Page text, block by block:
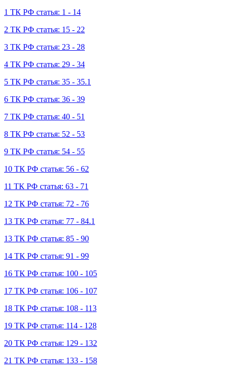
1 ТК РФ статья: 1 - 14
2 ТК РФ статья: 15 - 22
3 ТК РФ статья: 23 - 28
4 ТК РФ статья: 29 - 34
5 ТК РФ статья: 35 - 35.1
6 ТК РФ статья: 36 - 39
7 ТК РФ статья: 40 - 51
8 ТК РФ статья: 52 - 53
9 ТК РФ статья: 54 - 55
10 ТК РФ статья: 56 - 62
11 ТК РФ статья: 63 - 71
12 ТК РФ статья: 72 - 76
13 ТК РФ статья: 77 - 84.1
13 ТК РФ статья: 85 - 90
14 ТК РФ статья: 91 - 99
16 ТК РФ статья: 100 - 105
17 ТК РФ статья: 106 - 107
18 ТК РФ статья: 108 - 113
19 ТК РФ статья: 114 - 128
20 ТК РФ статья: 129 - 132
21 ТК РФ статья: 133 - 158